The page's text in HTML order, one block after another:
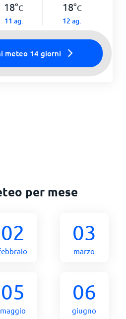
18°C
11 ag.
18°C
12 ag.
meteo 14 giorni
per mese
02 03
marzo
05
maggio
06
giugno